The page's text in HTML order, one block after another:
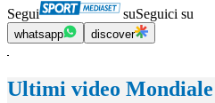
Segui suSeguici su
whatsapp discover
Ultimi video